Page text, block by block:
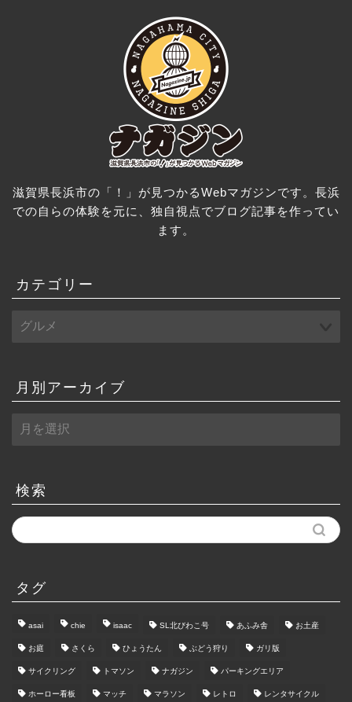
滋賀県長浜市の「！」が見つかるWebマガジンです。長浜
での自らの体験を元に、独自視点でブログ記事を作ってい
ます。
カテゴリー
月別アーカイブ
別
カ
イ
ブ
検索
タグ
asai chie isaac SL北びわこ号 あふみ舎 お土産
お庭 さくら ひょうたん ぶどう狩り ガリ版
サイクリング トマソン ナガジン パーキングエリア
ホーロー看板 マッチ マラソン レトロ レンタサイクル